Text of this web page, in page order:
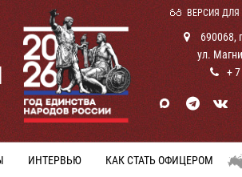
ВЕРСИЯ
690068,
ул.
+
ИНТЕРВЬЮ КАК СТАТЬ ОФИЦЕРОМ